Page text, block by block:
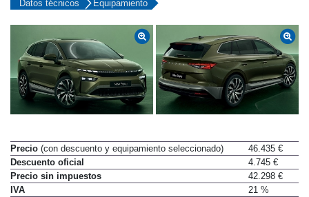
Datos técnicos Equipamiento
Precio (con descuento y equipamiento seleccionado)
46.435 €
Descuento oficial
4.745 €
Precio sin impuestos
42.298 €
IVA
21 %